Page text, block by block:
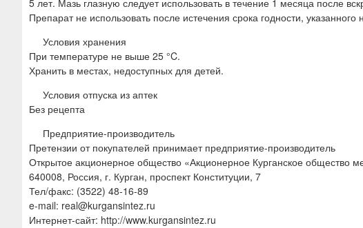
5 лет. Мазь глазную следует использовать в течение 1 месяца после
Препарат не использовать после истечения срока годности, указанного
Условия хранения
При температуре не выше 25 °C.
Хранить в местах, недоступных для детей.
Условия отпуска из аптек
Без рецепта
Предприятие-производитель
Претензии от покупателей принимает предприятие-производитель
Открытое акционерное общество «Акционерное Курганское общество
640008, Россия, г. Курган, проспект Конституции, 7
Тел/факс: (3522) 48-16-89
e-mail: real@kurgansintez.ru
Интернет-сайт: http://www.kurgansintez.ru